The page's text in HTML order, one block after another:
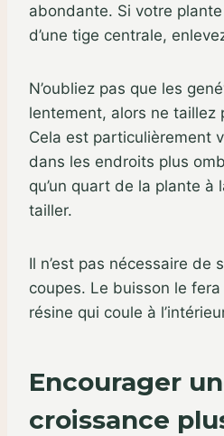
abondante. Si votre
d’une tige centrale,
N’oubliez pas que les
lentement, alors ne taillez
Cela est particulièrement
dans les endroits plus
qu’un quart de la plante à
tailler.
Il n’est pas nécessaire de
coupes. Le buisson le
résine qui coule à
Encourager
croissance